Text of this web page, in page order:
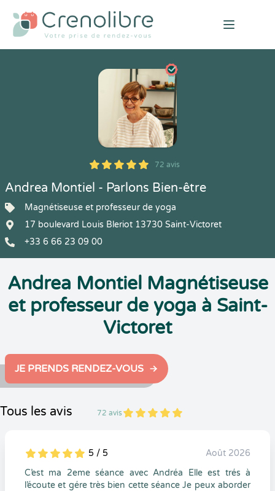
Open
5
1
5
72 72 avis
Andrea Montiel - Parlons Bien-être
Magnétiseuse et professeur de yoga
17 boulevard Louis Bleriot 13730 Saint-Victoret
+33 6 66 23 09 00
Andrea Montiel Magnétiseuse
et professeur de yoga à Saint-
Victoret
JE PRENDS RENDEZ-VOUS
Tous les avis 72 avis 5
1
5
72
5
1
5
0 5 / 5
Août 2026
C’est ma 2eme séance avec Andréa Elle est trés à
l’écoute et gére très bien cette séance Je peux aborder